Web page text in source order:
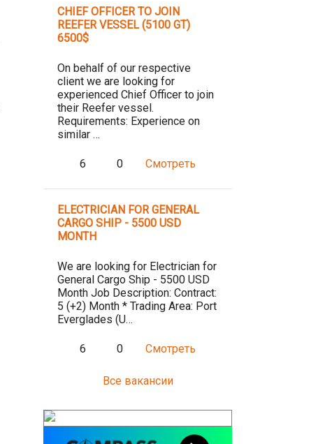
CHIEF OFFICER TO JOIN
REEFER VESSEL (5100 GT)
6500$
On behalf of our respective
client we are looking for
experienced Chief Officer to join
their Reefer vessel.
Requirements: Experience on
similar …
6 0 Смотреть
ELECTRICIAN FOR GENERAL
CARGO SHIP - 5500 USD
MONTH
We are looking for Electrician for
General Cargo Ship - 5500 USD
Month Job Description: Contract:
5 (+2) Month * Trading Area: Port
Everglades (U…
6 0 Смотреть
Все вакансии